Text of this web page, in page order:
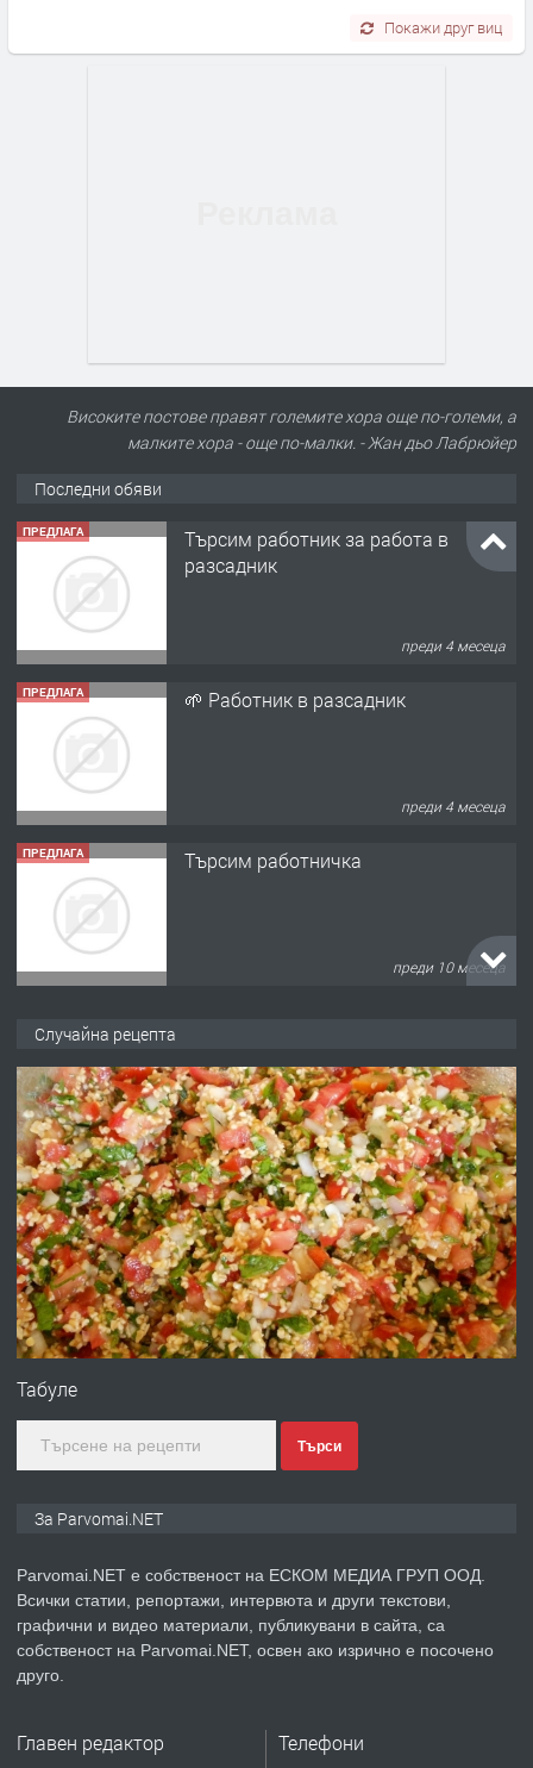
Покажи друг виц
Високите постове правят големите хора още по-големи, а
малките хора - още по-малки. - Жан дьо Лабрюйер
Последни обяви
ПРЕДЛАГА
Търсим работник за работа в
разсадник
преди 4 месеца
ПРЕДЛАГА 🌱 Работник в разсадник
преди 4 месеца
ПРЕДЛАГА Търсим работничка
преди 10 месеца
преди 1 година
ПРЕДЛАГА Работа за общи работници
преди 1 година
ПРЕДЛАГА
Първи поход "По стъпките на Ангел
преди 1 година
ПРЕДЛАГА Уроци по Математика
Случайна рецепта
Табуле
Търси
За Parvomai.NET
Parvomai.NET е собственост на ЕСКОМ МЕДИА ГРУП ООД.
Всички статии, репортажи, интервюта и други текстови,
графични и видео материали, публикувани в сайта, са
собственост на Parvomai.NET, освен ако изрично е посочено
друго.
Главен редактор Телефони